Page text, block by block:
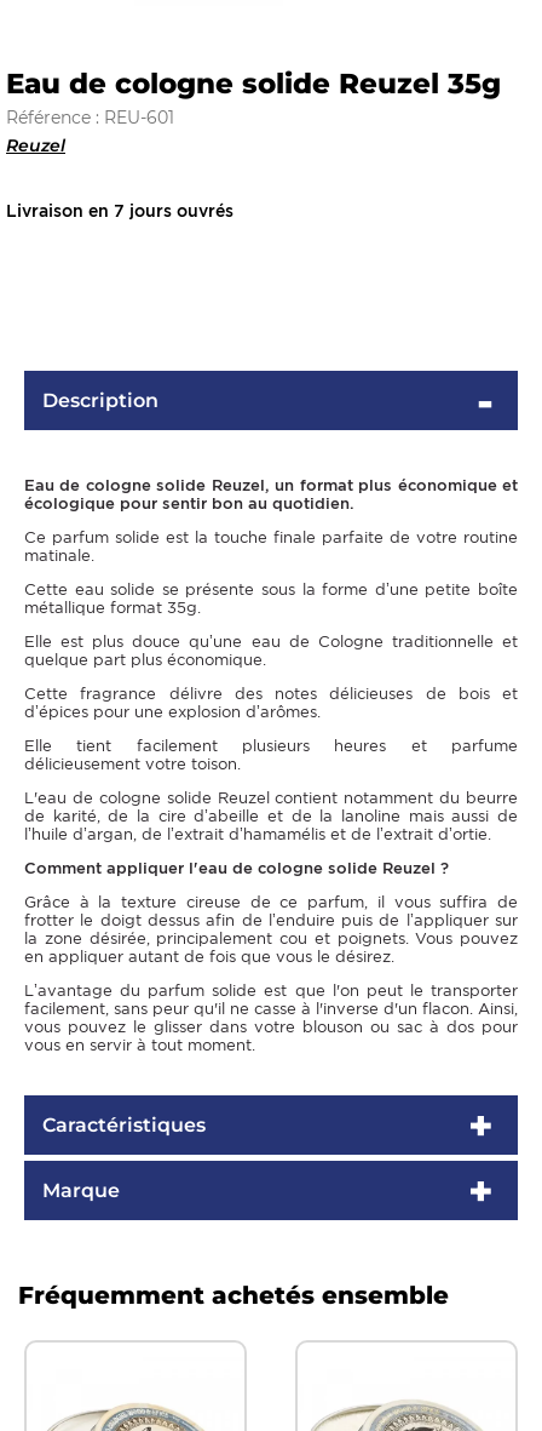
Eau de cologne solide Reuzel 35g
Référence : REU-601
Reuzel
Livraison en 7 jours ouvrés
Description
Eau de cologne solide Reuzel, un format plus économique et
écologique pour sentir bon au quotidien.
Ce parfum solide est la touche finale parfaite de votre routine
matinale.
Cette eau solide se présente sous la forme d’une petite boîte
métallique format 35g.
Elle est plus douce qu’une eau de Cologne traditionnelle et
quelque part plus économique.
Cette fragrance délivre des notes délicieuses de bois et
d’épices pour une explosion d’arômes.
Elle tient facilement plusieurs heures et parfume
délicieusement votre toison.
L'eau de cologne solide Reuzel contient notamment du beurre
de karité, de la cire d’abeille et de la lanoline mais aussi de
l’huile d’argan, de l’extrait d’hamamélis et de l’extrait d’ortie.
Comment appliquer l'eau de cologne solide Reuzel ?
Grâce à la texture cireuse de ce parfum, il vous suffira de
frotter le doigt dessus afin de l’enduire puis de l’appliquer sur
la zone désirée, principalement cou et poignets. Vous pouvez
en appliquer autant de fois que vous le désirez.
L’avantage du parfum solide est que l'on peut le transporter
facilement, sans peur qu'il ne casse à l'inverse d'un flacon. Ainsi,
vous pouvez le glisser dans votre blouson ou sac à dos pour
vous en servir à tout moment.
Caractéristiques
Marque
Fréquemment achetés ensemble